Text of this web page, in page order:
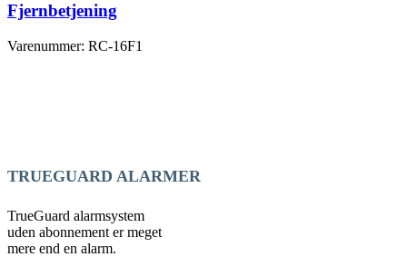
Fjernbetjening
Varenummer: RC-16F1
TRUEGUARD ALARMER
TrueGuard alarmsystem
uden abonnement er meget
mere end en alarm.